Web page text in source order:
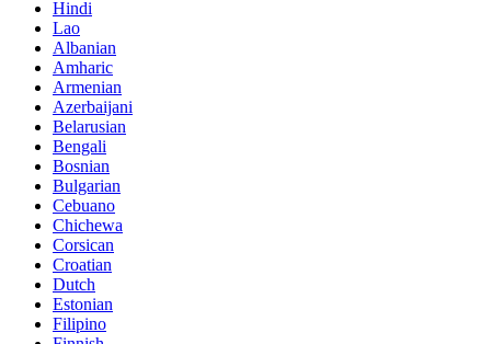
Hindi
Lao
Albanian
Amharic
Armenian
Azerbaijani
Belarusian
Bengali
Bosnian
Bulgarian
Cebuano
Chichewa
Corsican
Croatian
Dutch
Estonian
Filipino